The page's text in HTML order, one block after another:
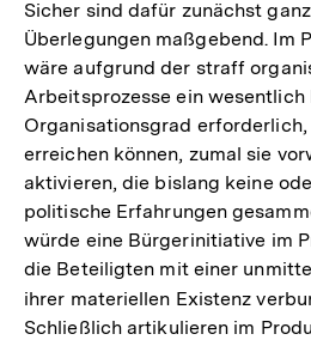
der
Fußnote
Sicher sind dafür zunächst
Überlegungen maßgebend. Im
wäre aufgrund der straff
Arbeitsprozesse ein wesentlich
Organisationsgrad
erreichen können, zumal sie
aktivieren, die bislang keine
politische Erfahrungen
würde eine Bürgerinitiative im
die Beteiligten mit einer
ihrer materiellen Existenz
Schließlich artikulieren im